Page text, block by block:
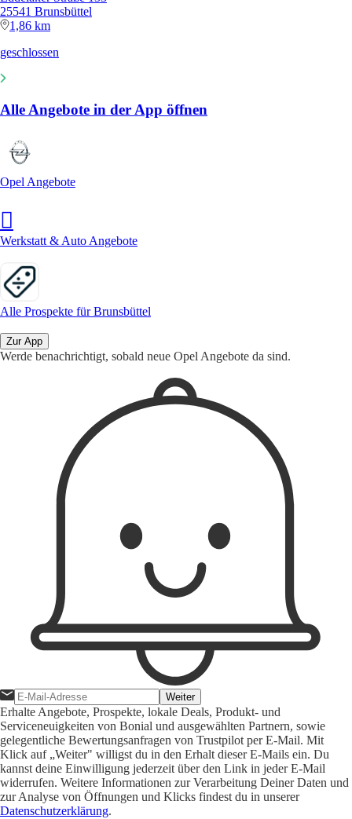
25541 Brunsbüttel
1,86 km
geschlossen
Alle Angebote in der App öffnen
Opel Angebote
Werkstatt & Auto Angebote
Alle Prospekte für Brunsbüttel
Zur App
Werde benachrichtigt, sobald neue Opel Angebote da sind.
Weiter
Erhalte Angebote, Prospekte, lokale Deals, Produkt- und
Serviceneuigkeiten von Bonial und ausgewählten Partnern, sowie
gelegentliche Bewertungsanfragen von Trustpilot per E-Mail. Mit
Klick auf „Weiter" willigst du in den Erhalt dieser E-Mails ein. Du
kannst deine Einwilligung jederzeit über den Link in jeder E-Mail
widerrufen. Weitere Informationen zur Verarbeitung Deiner Daten und
zur Analyse von Öffnungen und Klicks findest du in unserer
Datenschutzerklärung.